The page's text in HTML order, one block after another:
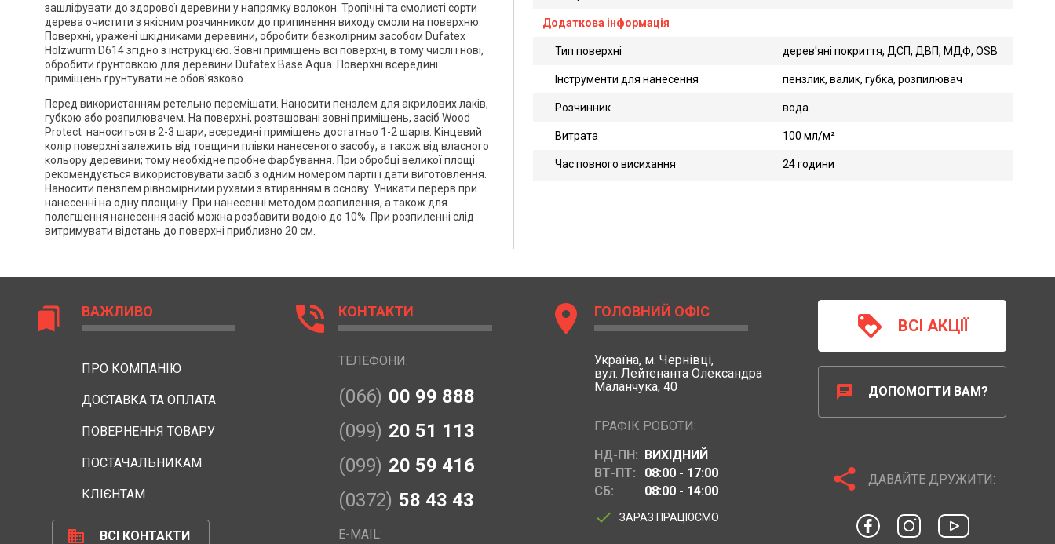
зашліфувати до здорової деревини у напрямку волокон. Тропічні та смолисті сорти
дерева очистити з якісним розчинником до припинення виходу смоли на поверхню.
Поверхні, уражені шкідниками деревини, обробити безколірним засобом Dufatex
Holzwurm D614 згідно з інструкцією. Зовні приміщень всі поверхні, в тому числі і нові,
обробити ґрунтовкою для деревини Dufatex Base Aqua. Поверхні всередині
приміщень ґрунтувати не обов'язково.
Перед використанням ретельно перемішати. Наносити пензлем для акрилових лаків,
губкою або розпилювачем. На поверхні, розташовані зовні приміщень, засіб Wood
Protect наноситься в 2-3 шари, всередині приміщень достатньо 1-2 шарів. Кінцевий
колір поверхні залежить від товщини плівки нанесеного засобу, а також від власного
кольору деревини; тому необхідне пробне фарбування. При обробці великої площі
рекомендується використовувати засіб з одним номером партії і дати виготовлення.
Наносити пензлем рівномірними рухами з втиранням в основу. Уникати перерв при
нанесенні на одну площину. При нанесенні методом розпилення, а також для
полегшення нанесення засіб можна розбавити водою до 10%. При розпиленні слід
витримувати відстань до поверхні приблизно 20 см.
Додаткова інформація
Тип поверхні дерев'яні покриття, ДСП, ДВП, МДФ, OSB
Інструменти для нанесення пензлик, валик, губка, розпилювач
Розчинник вода
Витрата 100 мл/м²
Час повного висихання 24 години
bookmarks ВАЖЛИВО
ПРО КОМПАНІЮ
ДОСТАВКА ТА ОПЛАТА
ПОВЕРНЕННЯ ТОВАРУ
ПОСТАЧАЛЬНИКАМ
КЛІЄНТАМ
business ВСІ КОНТАКТИ
phone_in_talk КОНТАКТИ
ТЕЛЕФОНИ:
(066) 00 99 888
(099) 20 51 113
(099) 20 59 416
(0372) 58 43 43
E-MAIL:
location_on ГОЛОВНИЙ ОФІС
Україна, м. Чернівці,
вул. Лейтенанта Олександра
Маланчука, 40
ГРАФІК РОБОТИ:
НД-ПН:
ВИХІДНИЙ
ВТ-ПТ:
08:00 - 17:00
СБ:
08:00 - 14:00
done ЗАРАЗ ПРАЦЮЄМО
loyalty ВСІ АКЦІЇ
chat ДОПОМОГТИ ВАМ?
share ДАВАЙТЕ ДРУЖИТИ: